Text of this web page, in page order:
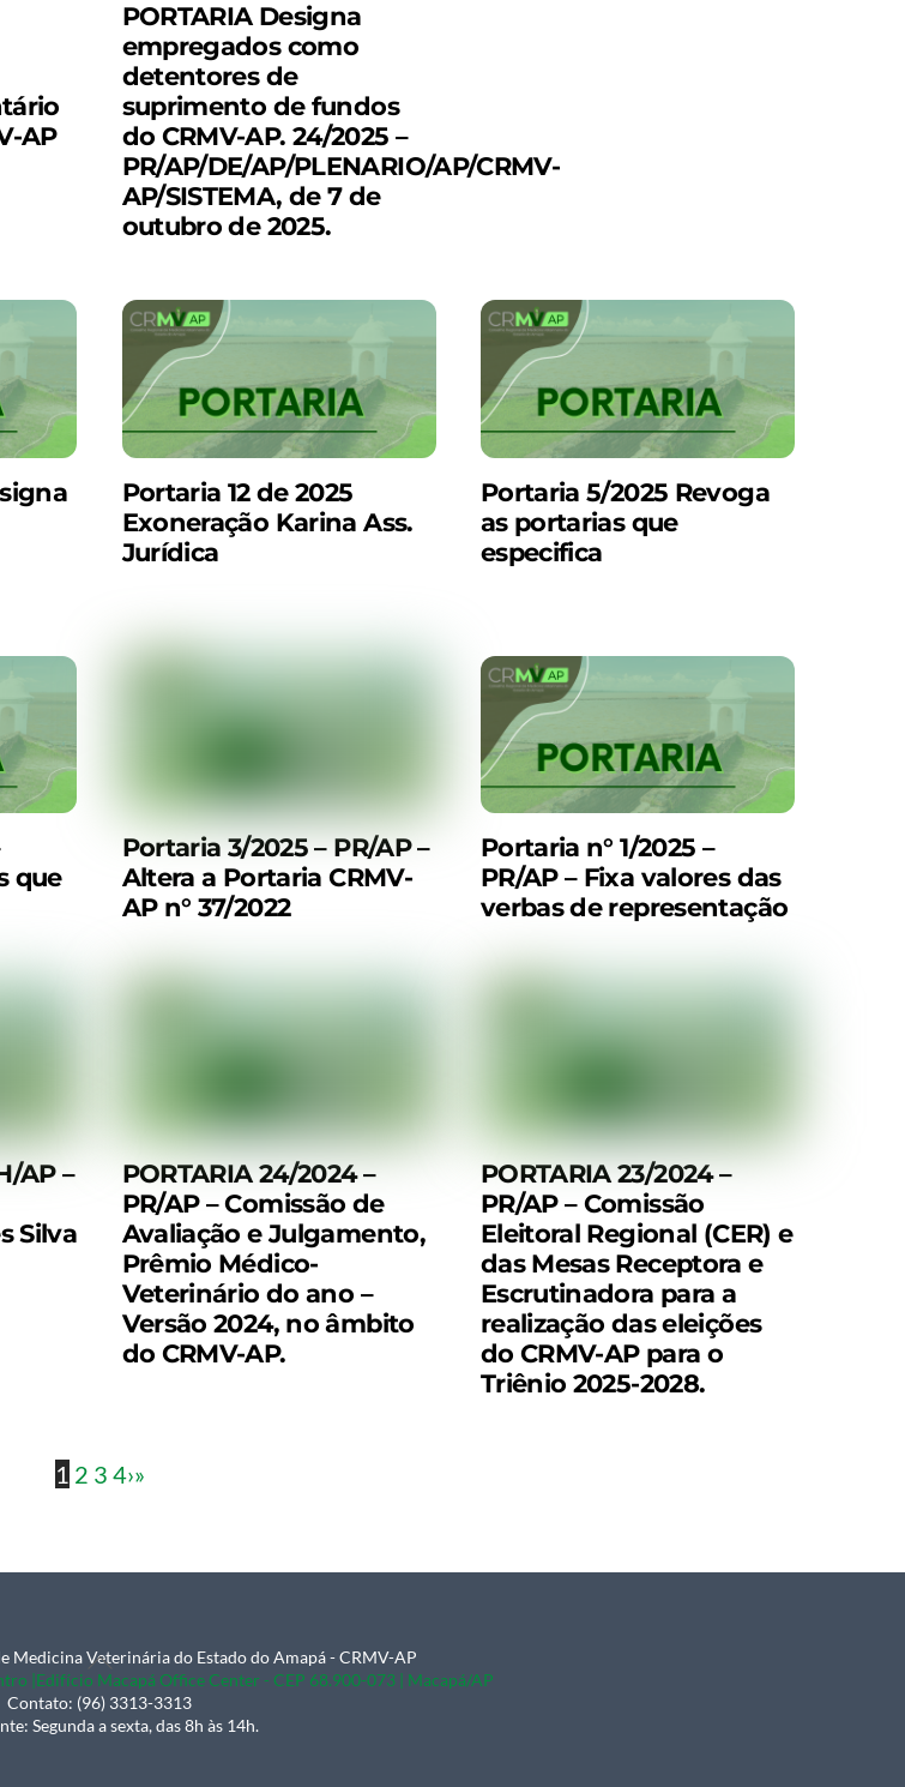
AP
PORTARIA Designa
empregados como
detentores de
suprimento de fundos
do CRMV-AP. 24/2025 –
PR/AP/DE/AP/PLENARIO/AP/CRMV-
AP/SISTEMA, de 7 de
outubro de 2025.
Portaria 12 de 2025
Exoneração Karina Ass.
Jurídica
Portaria 5/2025 Revoga
as portarias que
especifica
que
Portaria 3/2025 – PR/AP –
Altera a Portaria CRMV-
AP n° 37/2022
Portaria n° 1/2025 –
PR/AP – Fixa valores das
verbas de representação
AP –
Silva
PORTARIA 24/2024 –
PR/AP – Comissão de
Avaliação e Julgamento,
Prêmio Médico-
Veterinário do ano –
Versão 2024, no âmbito
do CRMV-AP.
PORTARIA 23/2024 –
PR/AP – Comissão
Eleitoral Regional (CER) e
das Mesas Receptora e
Escrutinadora para a
realização das eleições
do CRMV-AP para o
Triênio 2025-2028.
1 2 3 4›»
Back
To
Top
Medicina Veterinária do Estado do Amapá - CRMV-AP
|Edifício Macapá Office Center - CEP 68.900-073 | Macapá/AP
Contato: (96) 3313-3313
Segunda a sexta, das 8h às 14h.